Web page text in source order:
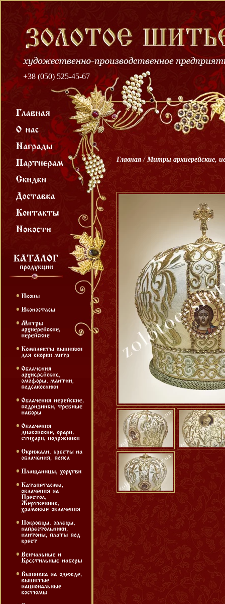
+38 (050) 525-45-67
Главная / Митры архиерейские,